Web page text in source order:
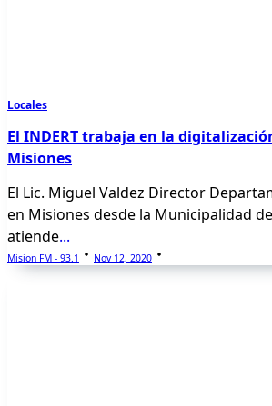
Locales
El INDERT trabaja en la
Misiones
El Lic. Miguel Valdez Director
en Misiones desde la Municipalidad
atiende...
Mision FM - 93.1 Nov 12, 2020